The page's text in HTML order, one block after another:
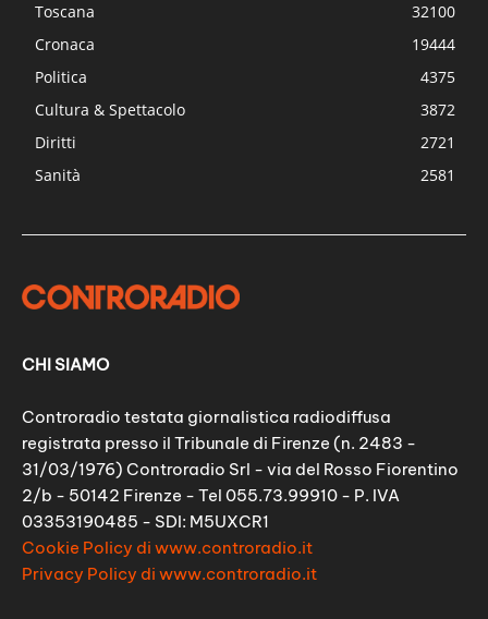
Toscana
32100
Cronaca
19444
Politica
4375
Cultura & Spettacolo
3872
Diritti
2721
Sanità
2581
CHI SIAMO
Controradio testata giornalistica radiodiffusa
registrata presso il Tribunale di Firenze (n. 2483 -
31/03/1976) Controradio Srl - via del Rosso Fiorentino
2/b - 50142 Firenze - Tel 055.73.99910 - P. IVA
03353190485 - SDI: M5UXCR1
Cookie Policy di www.controradio.it
Privacy Policy di www.controradio.it